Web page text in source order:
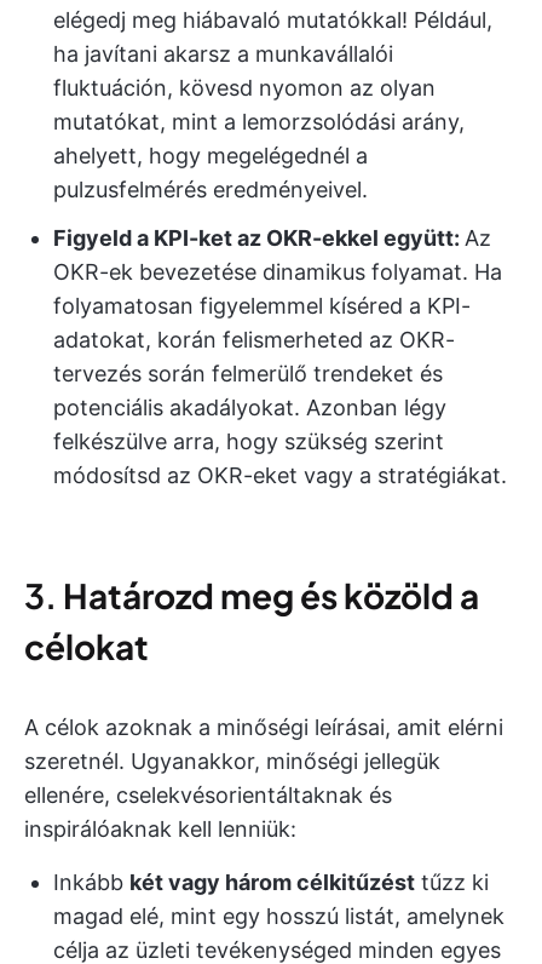
elégedj meg hiábavaló mutatókkal! Például,
ha javítani akarsz a munkavállalói
fluktuáción, kövesd nyomon az olyan
mutatókat, mint a lemorzsolódási arány,
ahelyett, hogy megelégednél a
pulzusfelmérés eredményeivel.
Figyeld a KPI-ket az OKR-ekkel együtt: Az
OKR-ek bevezetése dinamikus folyamat. Ha
folyamatosan figyelemmel kíséred a KPI-
adatokat, korán felismerheted az OKR-
tervezés során felmerülő trendeket és
potenciális akadályokat. Azonban légy
felkészülve arra, hogy szükség szerint
módosítsd az OKR-eket vagy a stratégiákat.
3. Határozd meg és közöld a
célokat
A célok azoknak a minőségi leírásai, amit elérni
szeretnél. Ugyanakkor, minőségi jellegük
ellenére, cselekvésorientáltaknak és
inspirálóaknak kell lenniük:
Inkább két vagy három célkitűzést tűzz ki
magad elé, mint egy hosszú listát, amelynek
célja az üzleti tevékenységed minden egyes